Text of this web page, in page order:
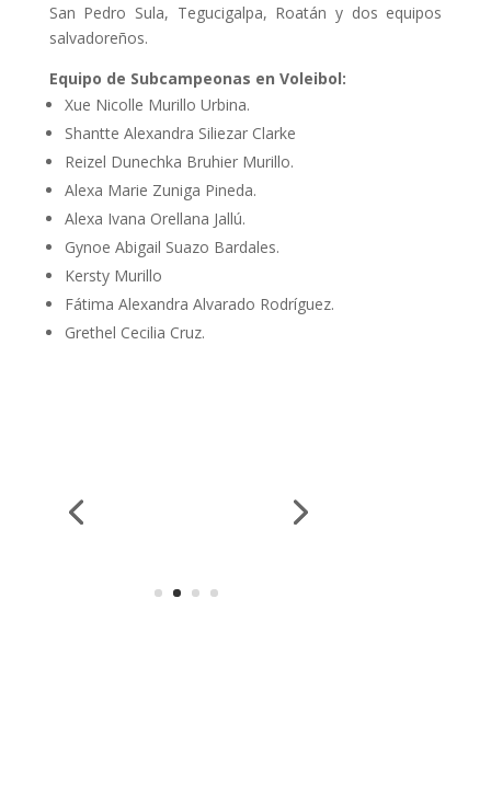
San Pedro Sula, Tegucigalpa, Roatán y dos equipos
salvadoreños.
Equipo de Subcampeonas en Voleibol:
Xue Nicolle Murillo Urbina.
Shantte Alexandra Siliezar Clarke
Reizel Dunechka Bruhier Murillo.
Alexa Marie Zuniga Pineda.
Alexa Ivana Orellana Jallú.
Gynoe Abigail Suazo Bardales.
Kersty Murillo
Fátima Alexandra Alvarado Rodríguez.
Grethel Cecilia Cruz.